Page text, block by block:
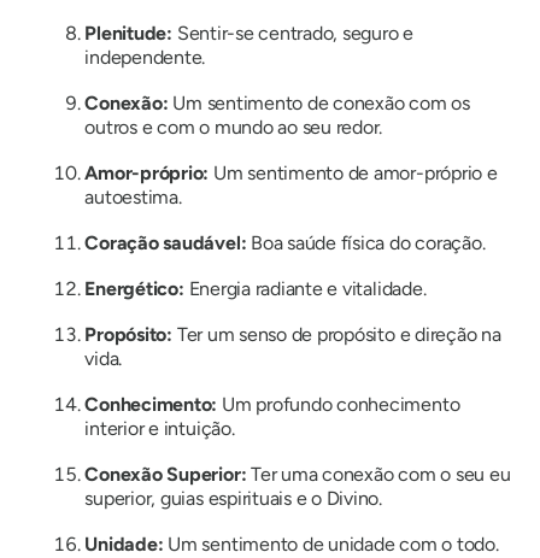
Plenitude: Sentir-se centrado, seguro e
independente.
Conexão: Um sentimento de conexão com os
outros e com o mundo ao seu redor.
Amor-próprio: Um sentimento de amor-próprio e
autoestima.
Coração saudável: Boa saúde física do coração.
Energético: Energia radiante e vitalidade.
Propósito: Ter um senso de propósito e direção na
vida.
Conhecimento: Um profundo conhecimento
interior e intuição.
Conexão Superior: Ter uma conexão com o seu eu
superior, guias espirituais e o Divino.
Unidade: Um sentimento de unidade com o todo.